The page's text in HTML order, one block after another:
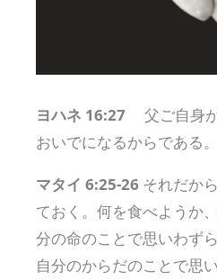
ヨハネ 16:27 父ご自身
おいでになるからである。
マタイ 6:25-26 それだか
ておく。何を食べようか
分の命のことで思いわず
自分のからだのことで思